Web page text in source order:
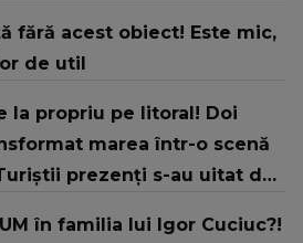
fără acest obiect! Este mic,
de util
la propriu pe litoral! Doi
marea într-o scenă
prezenți s-au uitat de
în familia lui Igor Cuciuc?!